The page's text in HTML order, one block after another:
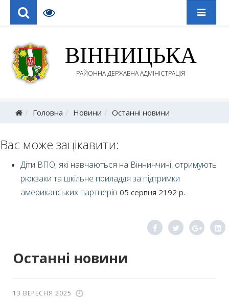
ВІННИЦЬКА
РАЙОННА ДЕРЖАВНА АДМІНІСТРАЦІЯ
Головна Новини Останні новини
Останні новини
13 ВЕРЕСНЯ 2025
Вас може зацікавити:
Діти ВПО, які навчаються на Вінниччині, отримують
рюкзаки та шкільне приладдя за підтримки
американських партнерів 05 серпня 2192 р.